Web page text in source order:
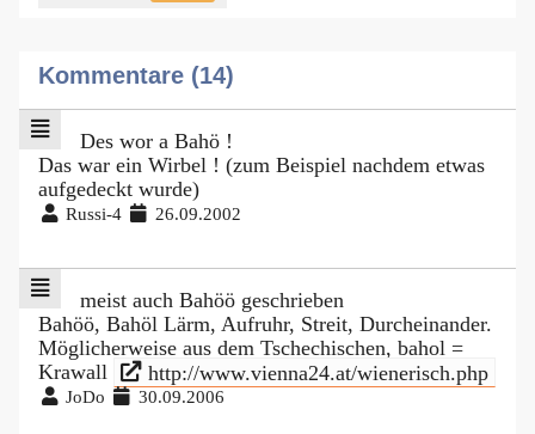
Kommentare (14)
Des wor a Bahö !
Das war ein Wirbel ! (zum Beispiel nachdem etwas
aufgedeckt wurde)
Russi-4 26.09.2002
meist auch Bahöö geschrieben
Bahöö, Bahöl Lärm, Aufruhr, Streit, Durcheinander.
Möglicherweise aus dem Tschechischen, bahol =
Krawall
http://www.vienna24.at/wienerisch.php
JoDo 30.09.2006